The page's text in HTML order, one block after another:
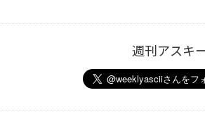
週刊アスキ